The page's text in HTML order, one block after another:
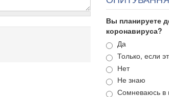
Вы планируете
коронавируса?
Варианты
Да
Только, если
Нет
Не знаю
Сомневаюсь в